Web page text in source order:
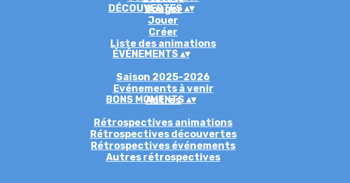
Bouger
Jouer
Créer
Liste des animations
DÉCOUVERTES ▴▾
ÉVÉNEMENTS ▴▾
Saison 2025-2026
Evénements à venir
Autres
BONS MOMENTS ▴▾
Rétrospectives animations
Rétrospectives découvertes
Rétrospectives événements
Autres rétrospectives